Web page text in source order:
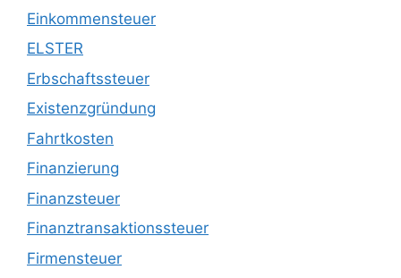
Einkommensteuer
ELSTER
Erbschaftssteuer
Existenzgründung
Fahrtkosten
Finanzierung
Finanzsteuer
Finanztransaktionssteuer
Firmensteuer